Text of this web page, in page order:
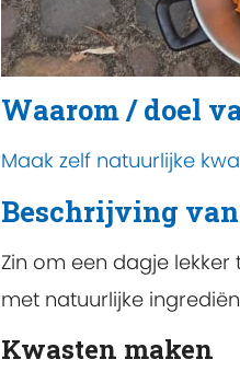
Waarom / doel
Maak zelf natuurlijke
Beschrijving
Zin om een dagje lekker
met natuurlijke
Kwasten maken